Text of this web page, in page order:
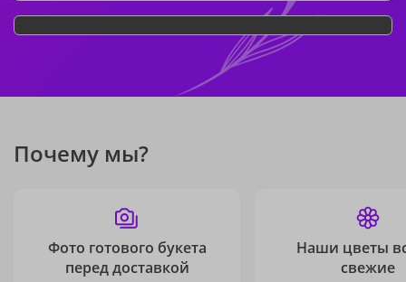
Почему мы?
Фото готового букета
перед доставкой
Наши цветы
свежие